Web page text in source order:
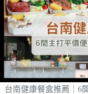
台南健康餐盒推薦｜6